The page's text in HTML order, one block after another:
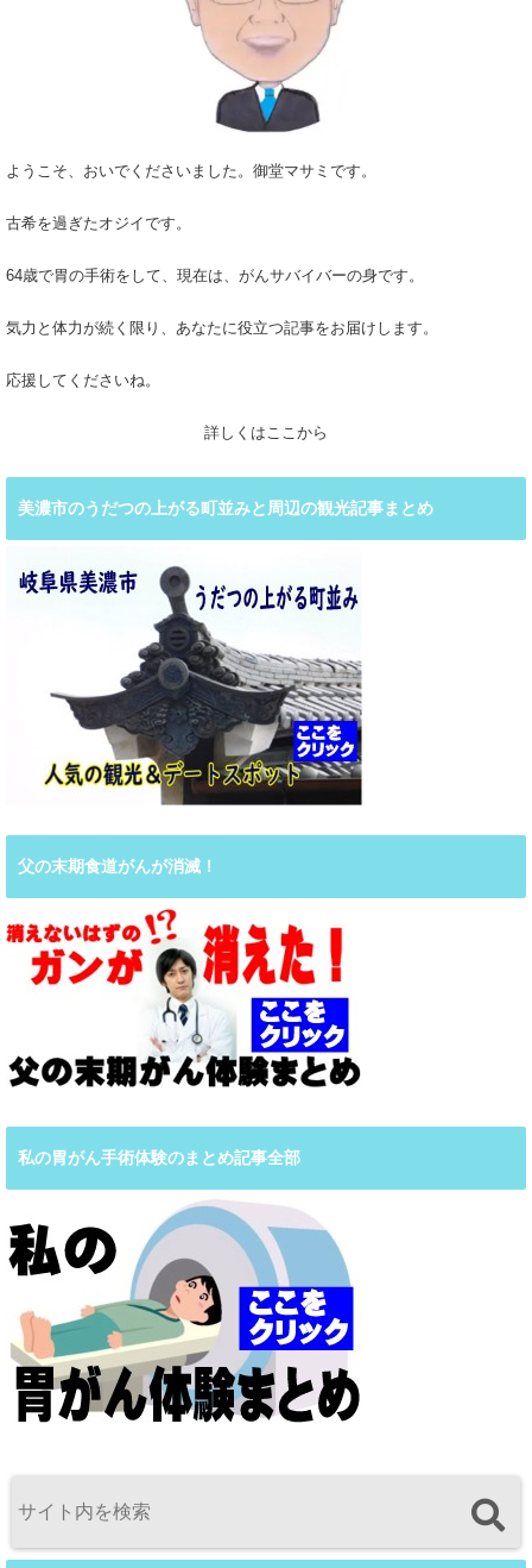
ようこそ、おいでくださいました。御堂マサミです。
古希を過ぎたオジイです。
64歳で胃の手術をして、現在は、がんサバイバーの身です。
気力と体力が続く限り、あなたに役立つ記事をお届けします。
応援してくださいね。
詳しくはここから
美濃市のうだつの上がる町並みと周辺の観光記事まとめ
父の末期食道がんが消滅！
私の胃がん手術体験のまとめ記事全部